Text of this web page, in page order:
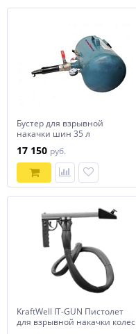
Бустер для взрывной
накачки шин 35 л
17 150 руб.
KraftWell IT-GUN Пистолет
для взрывной накачки колес